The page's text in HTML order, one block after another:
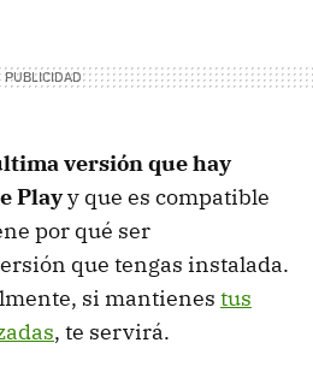
versión que hay
Playy que es compatible
por qué ser
que tengas instalada.
si mantienes tus
, te servirá.